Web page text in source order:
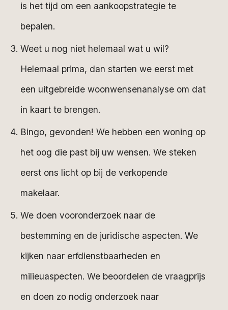
is het tijd om een aankoopstrategie te
bepalen.
Weet u nog niet helemaal wat u wil?
Helemaal prima, dan starten we eerst met
een uitgebreide woonwensenanalyse om dat
in kaart te brengen.
Bingo, gevonden! We hebben een woning op
het oog die past bij uw wensen. We steken
eerst ons licht op bij de verkopende
makelaar.
We doen vooronderzoek naar de
bestemming en de juridische aspecten. We
kijken naar erfdienstbaarheden en
milieuaspecten. We beoordelen de vraagprijs
en doen zo nodig onderzoek naar